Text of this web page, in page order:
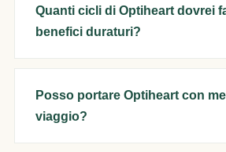
Quanti cicli di Optiheart dovrei
benefici duraturi?
Posso portare Optiheart con
viaggio?